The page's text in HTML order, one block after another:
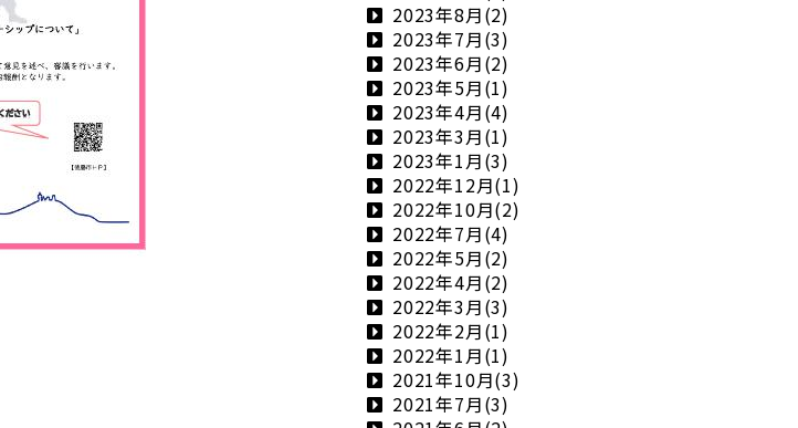
2023年8月(2)
2023年7月(3)
2023年6月(2)
2023年5月(1)
2023年4月(4)
2023年3月(1)
2023年1月(3)
2022年12月(1)
2022年10月(2)
2022年7月(4)
2022年5月(2)
2022年4月(2)
2022年3月(3)
2022年2月(1)
2022年1月(1)
2021年10月(3)
2021年7月(3)